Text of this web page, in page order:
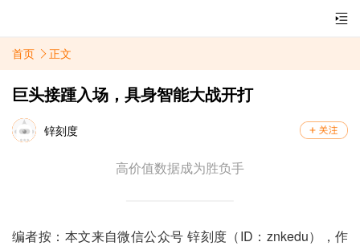
首页 正文
巨头接踵入场，具身智能大战开打
锌刻度
高价值数据成为胜负手
编者按：本文来自微信公众号 锌刻度（ID：znkedu），作